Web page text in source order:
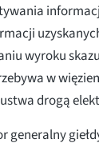
wyroku
w
drogą
generalny